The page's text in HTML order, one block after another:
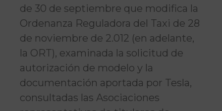
de 30 de septiembre que modifica la
Ordenanza Reguladora del Taxi de 28
de noviembre de 2.012 (en adelante,
la ORT), examinada la solicitud de
autorización de modelo y la
documentación aportada por Tesla,
consultadas las Asociaciones